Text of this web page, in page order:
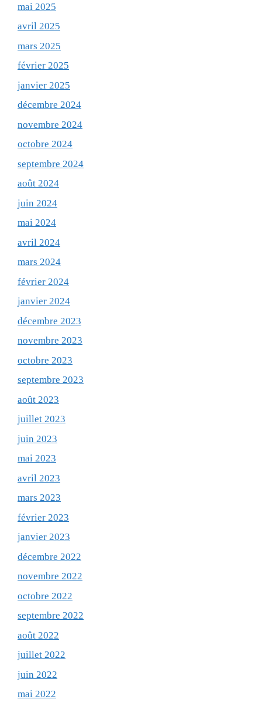
mai 2025
avril 2025
mars 2025
février 2025
janvier 2025
décembre 2024
novembre 2024
octobre 2024
septembre 2024
août 2024
juin 2024
mai 2024
avril 2024
mars 2024
février 2024
janvier 2024
décembre 2023
novembre 2023
octobre 2023
septembre 2023
août 2023
juillet 2023
juin 2023
mai 2023
avril 2023
mars 2023
février 2023
janvier 2023
décembre 2022
novembre 2022
octobre 2022
septembre 2022
août 2022
juillet 2022
juin 2022
mai 2022